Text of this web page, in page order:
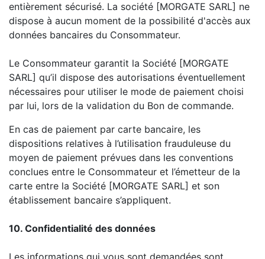
entièrement sécurisé. La société [MORGATE SARL] ne
dispose à aucun moment de la possibilité d'accès aux
données bancaires du Consommateur.
Le Consommateur garantit la Société [MORGATE
SARL] qu’il dispose des autorisations éventuellement
nécessaires pour utiliser le mode de paiement choisi
par lui, lors de la validation du Bon de commande.
En cas de paiement par carte bancaire, les
dispositions relatives à l’utilisation frauduleuse du
moyen de paiement prévues dans les conventions
conclues entre le Consommateur et l’émetteur de la
carte entre la Société [MORGATE SARL] et son
établissement bancaire s’appliquent.
10. Confidentialité des données